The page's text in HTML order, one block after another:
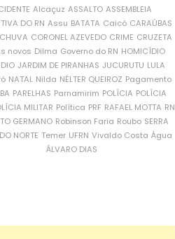
Alcaçuz ASSALTO ASSEMBLEIA
DO RN Assu BATATA Caicó CARAÚBAS
CORONEL AZEVEDO CRIME CRUZETA
novos Dilma Governo do RN HOMICÍDIO
JARDIM DE PIRANHAS JUCURUTU LULA
NATAL Nilda NÉLTER QUEIROZ Pagamento
PARELHAS Parnamirim POLÍCIA POLÍCIA
MILITAR Política PRF RAFAEL MOTTA RN
GERMANO Robinson Faria Roubo SERRA
NORTE Temer UFRN Vivaldo Costa Água
ÁLVARO DIAS